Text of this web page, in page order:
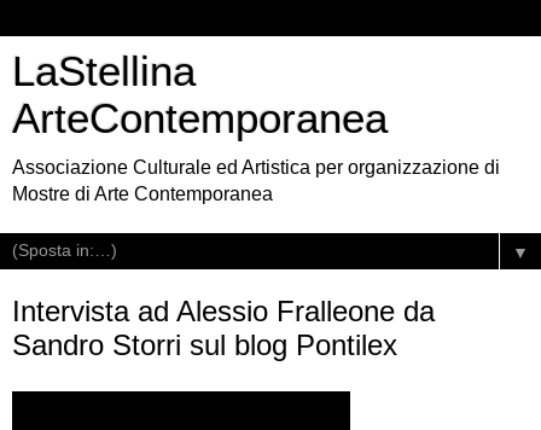
LaStellina
ArteContemporanea
Associazione Culturale ed Artistica per organizzazione di
Mostre di Arte Contemporanea
▼
Intervista ad Alessio Fralleone da
Sandro Storri sul blog Pontilex